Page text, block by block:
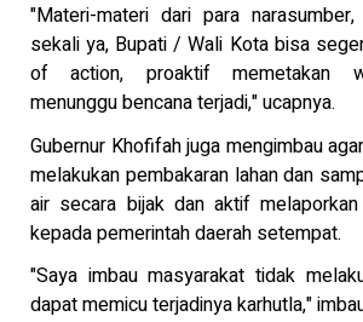
"Materi-materi dari para
sekali ya, Bupati / Wali Kota bisa
of action, proaktif memetakan
menunggu bencana terjadi," ucapnya.
Gubernur Khofifah juga mengimbau
melakukan pembakaran lahan dan
air secara bijak dan aktif
kepada pemerintah daerah setempat.
"Saya imbau masyarakat tidak
dapat memicu terjadinya karhutla,"